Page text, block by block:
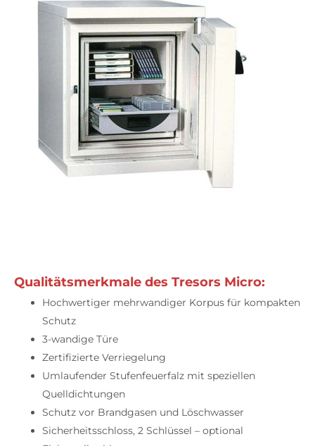
Qualitätsmerkmale des Tresors Micro:
Hochwertiger mehrwandiger Korpus für kompakten
Schutz
3-wandige Türe
Zertifizierte Verriegelung
Umlaufender Stufenfeuerfalz mit speziellen
Quelldichtungen
Schutz vor Brandgasen und Löschwasser
Sicherheitsschloss, 2 Schlüssel – optional